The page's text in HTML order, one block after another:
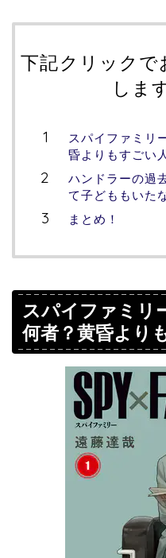
下記クリックで
しま
スパイファミリ
昏よりもすごい
ハンドラーの過
て子どももいた
まとめ！
スパイファミリ
何者？黄昏より